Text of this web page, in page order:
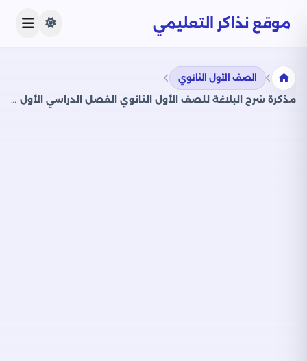
موقع نذاكر التعليمي
الصف الأول الثانوي
مذكرة شرح البلاغة للصف الأول الثانوي الفصل الدراسي الأول من سلسلة التميز